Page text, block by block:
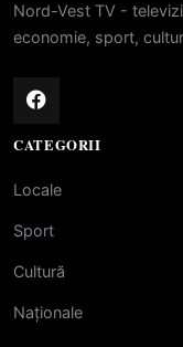
Nord-Vest TV -
economie, sport,
CATEGORII
Locale
Sport
Cultură
Naționale